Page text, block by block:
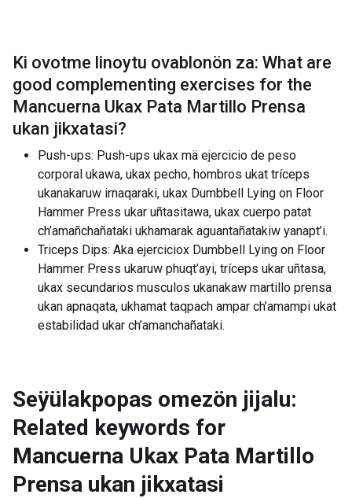
Ki ovotme linoytu ovablonön za: What are
good complementing exercises for the
Mancuerna Ukax Pata Martillo Prensa
ukan jikxatasi?
Push-ups: Push-ups ukax mä ejercicio de peso
corporal ukawa, ukax pecho, hombros ukat tríceps
ukanakaruw irnaqaraki, ukax Dumbbell Lying on Floor
Hammer Press ukar uñtasitawa, ukax cuerpo patat
ch’amañchañataki ukhamarak aguantañatakiw yanapt’i.
Triceps Dips: Aka ejerciciox Dumbbell Lying on Floor
Hammer Press ukaruw phuqt’ayi, tríceps ukar uñtasa,
ukax secundarios musculos ukanakaw martillo prensa
ukan apnaqata, ukhamat taqpach ampar ch’amampi ukat
estabilidad ukar ch’amanchañataki.
Seÿülakpopas omezön jijalu:
Related keywords for
Mancuerna Ukax Pata Martillo
Prensa ukan jikxatasi